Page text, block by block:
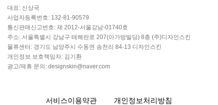
대표: 신상국
사업자등록번호: 132-81-90579
통신판매신고번호: 제 2012-서울강남-01740호
주소: 서울특별시 강남구 테헤란로 207(아가방빌딩) 8층 (주)디자인스킨
물류센터: 경기도 남양주시 수동면 송천리 84-13 디자인스킨
개인정보 보호책임자: 김기환
광고/제휴 문의: designskin@naver.com
서비스이용약관 개인정보처리방침